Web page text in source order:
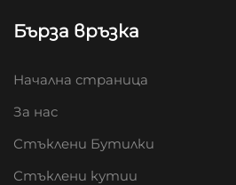
Бърза връзка
Начална страница
За нас
Стъклени Бутилки
Стъклени кутии